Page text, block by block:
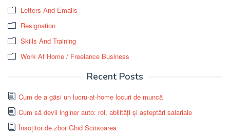
Letters And Emails
Resignation
Skills And Training
Work At Home / Freelance Business
Recent Posts
Cum de a găsi un lucru-at-home locuri de muncă
Cum să devii inginer auto: rol, abilități și așteptări salariale
Însoțitor de zbor Ghid Scrisoarea